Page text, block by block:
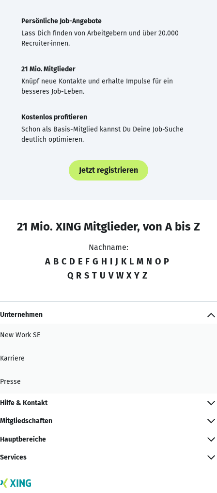
Persönliche Job-Angebote
Lass Dich finden von Arbeitgebern und über 20.000
Recruiter·innen.
21 Mio. Mitglieder
Knüpf neue Kontakte und erhalte Impulse für ein
besseres Job-Leben.
Kostenlos profitieren
Schon als Basis-Mitglied kannst Du Deine Job-Suche
deutlich optimieren.
Jetzt registrieren
21 Mio. XING Mitglieder, von A bis Z
Nachname:
A B C D E F G H I J K L M N O P
Q R S T U V W X Y Z
Unternehmen
New Work SE
Karriere
Presse
Hilfe & Kontakt
Mitgliedschaften
Hauptbereiche
Services